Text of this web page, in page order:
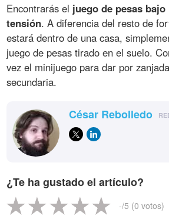
Encontrarás el juego de pesas
tensión. A diferencia del resto de
estará dentro de una casa,
juego de pesas tirado en el suelo.
vez el minijuego para dar por
secundaria.
César Rebolledo
¿Te ha gustado el artículo?
-/5 (0 votos)